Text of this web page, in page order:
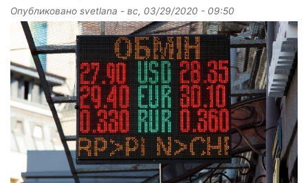
Опубликовано svetlana - вс, 03/29/2020 - 09:50